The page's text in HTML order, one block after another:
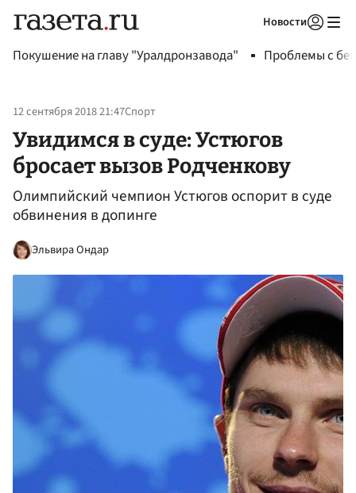
Новости
Покушение на главу "Уралдронзавода" Проблемы с
12 сентября 2018 21:47Спорт
Увидимся в суде: Устюгов
бросает вызов Родченкову
Олимпийский чемпион Устюгов оспорит в суде
обвинения в допинге
Эльвира Ондар